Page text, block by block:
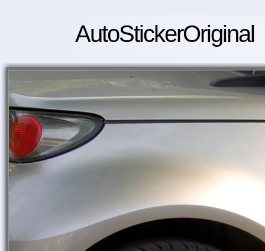
AutoStickerOriginal